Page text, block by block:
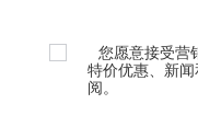
您愿意接受营
特价优惠、新
阅。